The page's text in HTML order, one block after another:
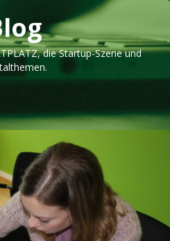
die Startup-Szene und